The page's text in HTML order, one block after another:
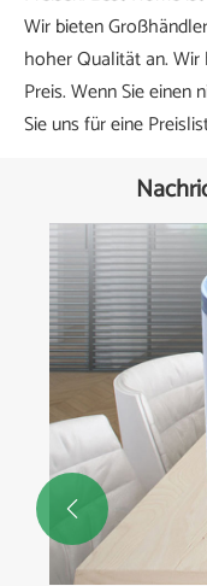
Wir bieten
hoher Qualität an. Wir
Preis. Wenn Sie einen
Sie uns für eine
